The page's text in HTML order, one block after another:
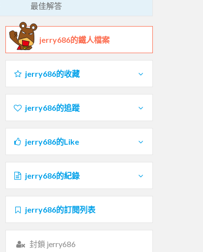
最佳解答
jerry686的鐵人檔案
jerry686的收藏
jerry686的追蹤
jerry686的Like
jerry686的紀錄
jerry686的訂閱列表
封鎖 jerry686